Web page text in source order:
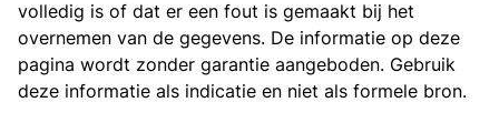
volledig is of dat er een fout is gemaakt bij het
overnemen van de gegevens. De informatie op deze
pagina wordt zonder garantie aangeboden. Gebruik
deze informatie als indicatie en niet als formele bron.